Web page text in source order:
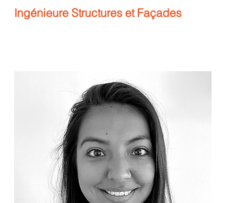
Ingénieure Structures et Façades